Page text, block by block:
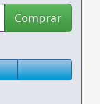
Comprar